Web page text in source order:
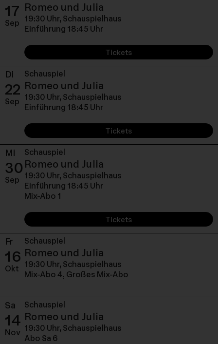
17
Sep
Romeo und Julia
19:30 Uhr, Schauspielhaus
Einführung 18:45 Uhr
Tickets
Di
22
Sep
Schauspiel
Romeo und Julia
19:30 Uhr, Schauspielhaus
Einführung 18:45 Uhr
Tickets
Mi
30
Sep
Schauspiel
Romeo und Julia
19:30 Uhr, Schauspielhaus
Einführung 18:45 Uhr
Mix-Abo 1
Tickets
Fr
16
Okt
Schauspiel
Romeo und Julia
19:30 Uhr, Schauspielhaus
Mix-Abo 4, Großes Mix-Abo
Sa
14
Nov
Schauspiel
Romeo und Julia
19:30 Uhr, Schauspielhaus
Abo Sa 6